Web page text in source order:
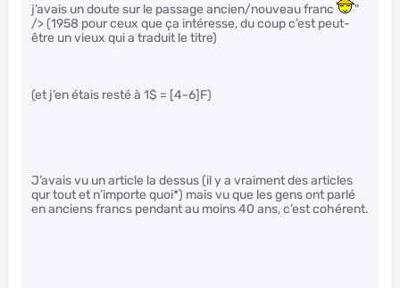
j’avais un doute sur le passage ancien/nouveau franc
"
/> (1958 pour ceux que ça intéresse, du coup c’est peut-
être un vieux qui a traduit le titre)
(et j’en étais resté à 1$ = [4-6]F)
J’avais vu un article la dessus (il y a vraiment des articles
qur tout et n’importe quoi*) mais vu que les gens ont parlé
en anciens francs pendant au moins 40 ans, c’est cohérent.